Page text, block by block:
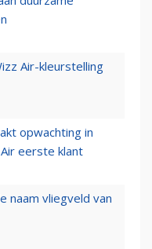
Air-kleurstelling
opwachting in
eerste klant
naam vliegveld van